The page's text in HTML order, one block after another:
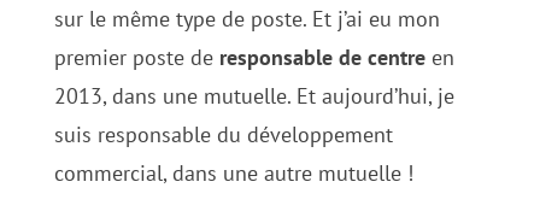
sur le même type de poste. Et j’ai eu mon
premier poste de responsable de centreen
2013, dans une mutuelle. Et aujourd’hui, je
suis responsable du développement
commercial, dans une autre mutuelle !